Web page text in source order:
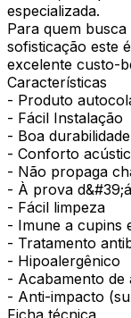
especializada.
Para quem
sofisticação este
excelente custo-
Características
- Produto
- Fácil Instalação
- Boa
- Conforto
- Não propaga
- À prova
- Fácil limpeza
- Imune a cupins
- Tratamento
- Hipoalergênico
- Acabamento de
- Anti-impacto
Ficha técnica